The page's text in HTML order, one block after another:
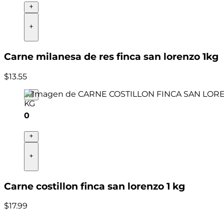
Carne milanesa de res finca san lorenzo 1kg
$13.55
0
Carne costillon finca san lorenzo 1 kg
$17.99